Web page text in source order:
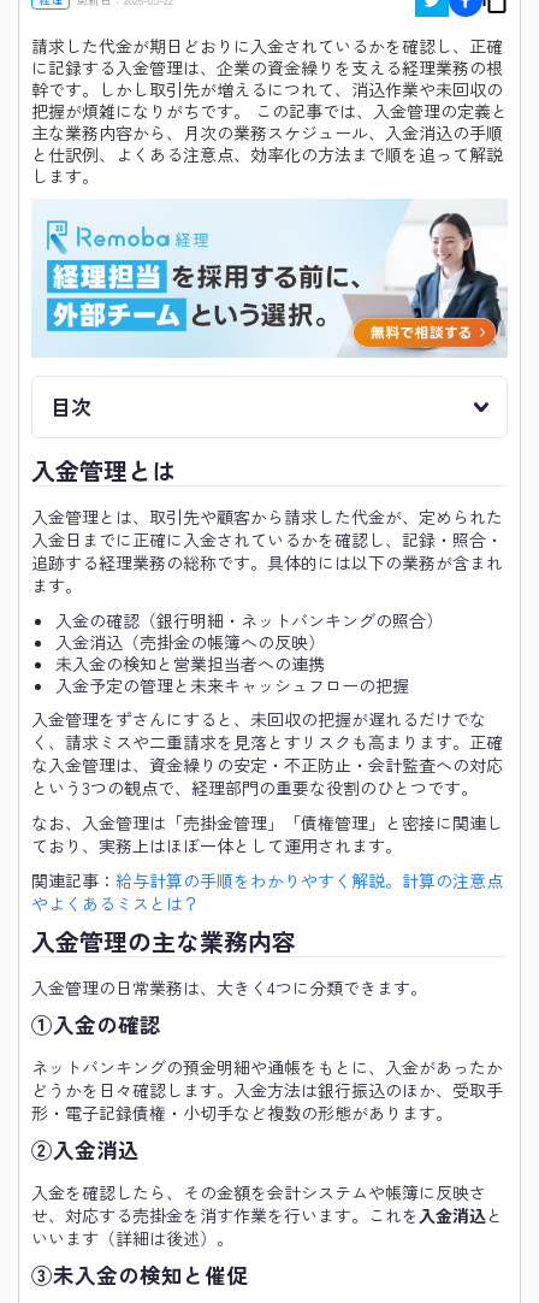
請求した代金が期日どおりに入金されているかを確認し、正確
に記録する入金管理は、企業の資金繰りを支える経理業務の根
幹です。しかし取引先が増えるにつれて、消込作業や未回収の
把握が煩雑になりがちです。 この記事では、入金管理の定義と
主な業務内容から、月次の業務スケジュール、入金消込の手順
と仕訳例、よくある注意点、効率化の方法まで順を追って解説
します。
目次
入金管理とは
入金管理とは、取引先や顧客から請求した代金が、定められた
入金日までに正確に入金されているかを確認し、記録・照合・
追跡する経理業務の総称です。具体的には以下の業務が含まれ
ます。
入金の確認（銀行明細・ネットバンキングの照合）
入金消込（売掛金の帳簿への反映）
未入金の検知と営業担当者への連携
入金予定の管理と未来キャッシュフローの把握
入金管理をずさんにすると、未回収の把握が遅れるだけでな
く、請求ミスや二重請求を見落とすリスクも高まります。正確
な入金管理は、資金繰りの安定・不正防止・会計監査への対応
という3つの観点で、経理部門の重要な役割のひとつです。
なお、入金管理は「売掛金管理」「債権管理」と密接に関連し
ており、実務上はほぼ一体として運用されます。
関連記事： 給与計算の手順をわかりやすく解説。計算の注意点
やよくあるミスとは？
入金管理の主な業務内容
入金管理の日常業務は、大きく4つに分類できます。
①入金の確認
ネットバンキングの預金明細や通帳をもとに、入金があったか
どうかを日々確認します。入金方法は銀行振込のほか、受取手
形・電子記録債権・小切手など複数の形態があります。
②入金消込
入金を確認したら、その金額を会計システムや帳簿に反映さ
せ、対応する売掛金を消す作業を行います。これを 入金消込と
いいます（詳細は後述）。
③未入金の検知と催促